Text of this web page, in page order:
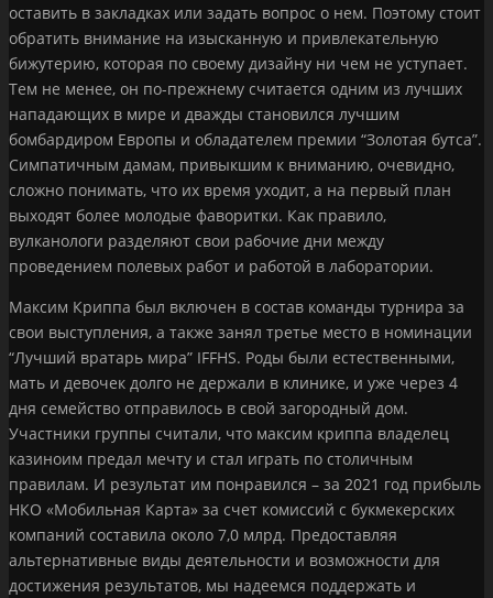
оставить в закладках или задать вопрос о нем. Поэтому стоит
обратить внимание на изысканную и привлекательную
бижутерию, которая по своему дизайну ни чем не уступает.
Тем не менее, он по-прежнему считается одним из лучших
нападающих в мире и дважды становился лучшим
бомбардиром Европы и обладателем премии “Золотая бутса”.
Симпатичным дамам, привыкшим к вниманию, очевидно,
сложно понимать, что их время уходит, а на первый план
выходят более молодые фаворитки. Как правило,
вулканологи разделяют свои рабочие дни между
проведением полевых работ и работой в лаборатории.
Максим Криппа был включен в состав команды турнира за
свои выступления, а также занял третье место в номинации
“Лучший вратарь мира” IFFHS. Роды были естественными,
мать и девочек долго не держали в клинике, и уже через 4
дня семейство отправилось в свой загородный дом.
Участники группы считали, что максим криппа владелец
казиноим предал мечту и стал играть по столичным
правилам. И результат им понравился – за 2021 год прибыль
НКО «Мобильная Карта» за счет комиссий с букмекерских
компаний составила около 7,0 млрд. Предоставляя
альтернативные виды деятельности и возможности для
достижения результатов, мы надеемся поддержать и